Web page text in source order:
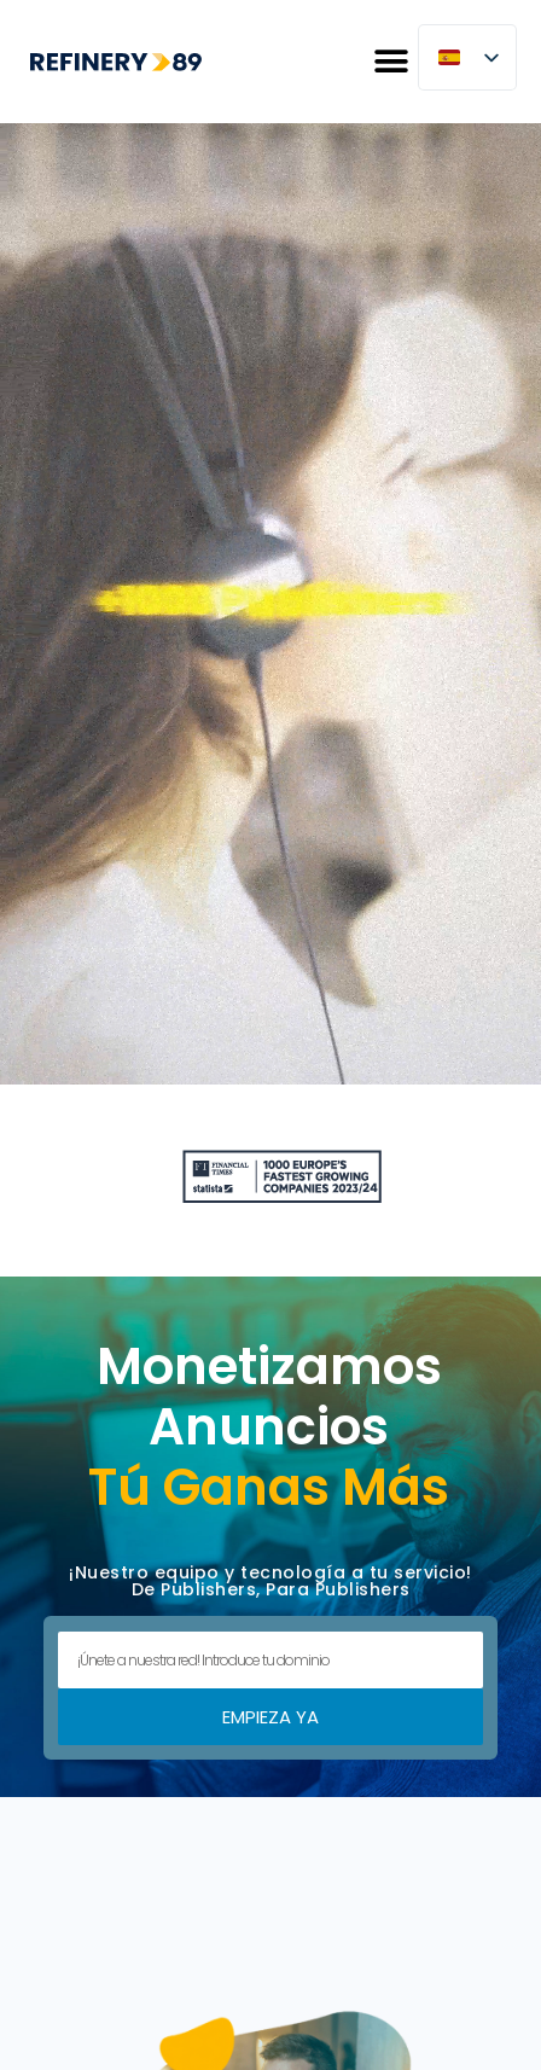
Monetizamos
Anuncios
Tú Ganas Más
¡Nuestro equipo y tecnología a tu servicio!
De Publishers, Para Publishers
EMPIEZA YA